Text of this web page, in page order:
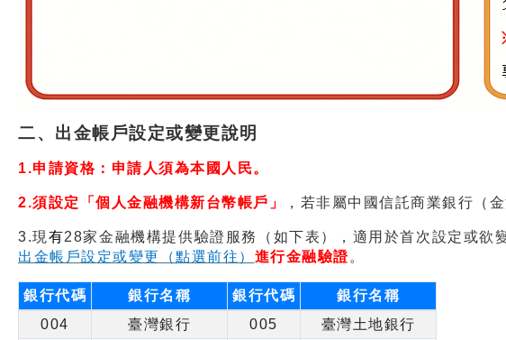
二、出金帳戶設定或變更說明
1.申請資格：申請人須為本國人民。
2.須設定「個人金融機構新台幣帳戶」 ，若非屬中國信託商業銀行（
3.現 有28家金融機構提供驗證服務（如下表），適用於首次設定或欲
出金帳戶設定或變更（點選前往） 進行金融驗證。
銀行代碼 銀行名稱 銀行代碼
銀行名稱
004
臺灣銀行 005
臺灣土地銀行